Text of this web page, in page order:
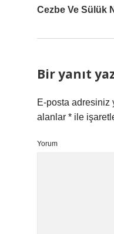
Cezbe Ve Sülük
Bir yanıt
E-posta adresiniz
alanlar * ile
Yorum